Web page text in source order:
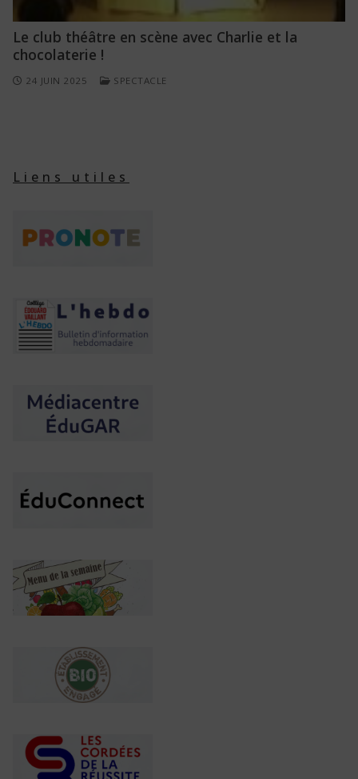
Le club théâtre en scène avec Charlie et la
chocolaterie !
24 JUIN 2025 SPECTACLE
Liens utiles